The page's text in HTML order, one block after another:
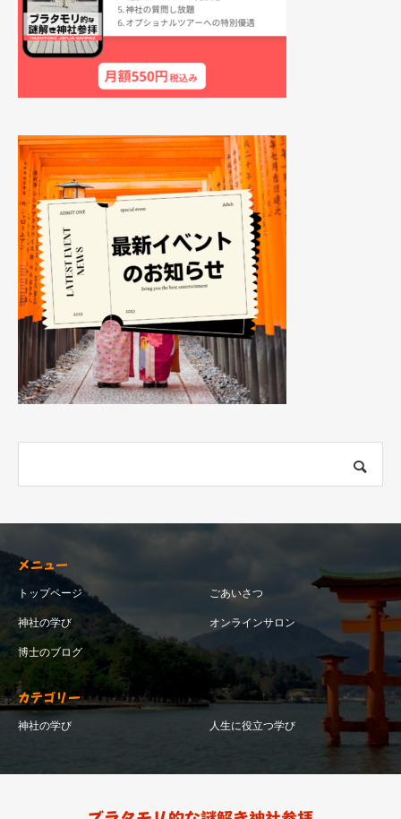
メニュー
トップページ ごあいさつ
神社の学び オンラインサロン
博士のブログ
カテゴリー
神社の学び 人生に役立つ学び